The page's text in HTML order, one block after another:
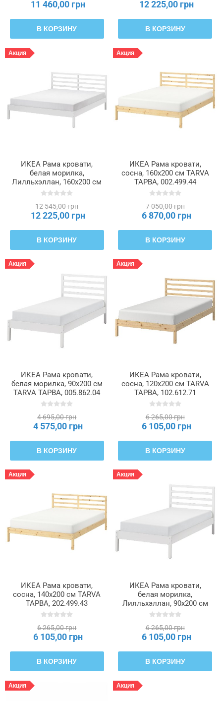
11 460,00 грн
В КОРЗИНУ
12 225,00 грн
В КОРЗИНУ
Акция
ИКЕА Рама кровати,
белая морилка,
Лилльхэллан, 160x200 см
TARVA ТАРВА, 996.158.39
12 545,00 грн
12 225,00 грн
В КОРЗИНУ
Акция
ИКЕА Рама кровати,
сосна, 160x200 см TARVA
ТАРВА, 002.499.44
7 050,00 грн
6 870,00 грн
В КОРЗИНУ
Акция
ИКЕА Рама кровати,
белая морилка, 90x200 см
TARVA ТАРВА, 005.862.04
4 695,00 грн
4 575,00 грн
В КОРЗИНУ
Акция
ИКЕА Рама кровати,
сосна, 120x200 см TARVA
ТАРВА, 102.612.71
6 265,00 грн
6 105,00 грн
В КОРЗИНУ
Акция
ИКЕА Рама кровати,
сосна, 140x200 см TARVA
ТАРВА, 202.499.43
6 265,00 грн
6 105,00 грн
В КОРЗИНУ
Акция
ИКЕА Рама кровати,
белая морилка,
Лилльхэллан, 90x200 см
TARVA ТАРВА, 396.158.42
6 265,00 грн
6 105,00 грн
В КОРЗИНУ
Акция Акция